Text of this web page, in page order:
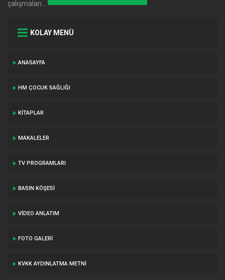
çalışmaları…
KOLAY MENÜ
ANASAYFA
HM ÇOCUK SAĞLIĞI
KITAPLAR
MAKALELER
TV PROGRAMLARI
BASIN KÖŞESI
VIDEO ANLATIM
FOTO GALERI
KVKK AYDINLATMA METNI